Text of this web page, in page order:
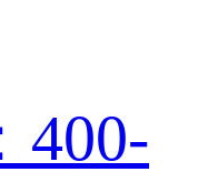
400-